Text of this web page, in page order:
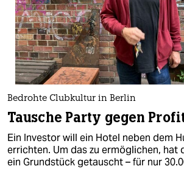
Bedrohte Clubkultur in Berlin
Tausche Party gegen
Ein Investor will ein Hotel neben dem
errichten. Um das zu ermöglichen, hat
ein Grundstück getauscht – für nur